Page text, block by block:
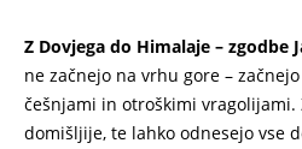
Z Dovjega do Himalaje – zgodbe
ne začnejo na vrhu gore –
češnjami in otroškimi vragolijami.
domišljije, te lahko odnesejo vse